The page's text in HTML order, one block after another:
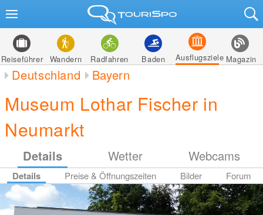
Reiseführer Wandern Radfahren Baden Ausflugsziele Magazin
Deutschland Bayern
Museum Lothar Fischer in
Neumarkt
Details Wetter Webcams
Details Preise & Öffnungszeiten Bilder Forum